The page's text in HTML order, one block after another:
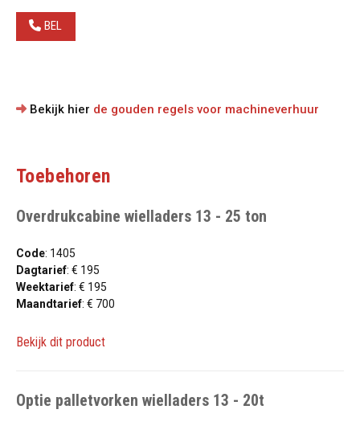
BEL
Bekijk hier de gouden regels voor machineverhuur
Toebehoren
Overdrukcabine wielladers 13 - 25 ton
Code: 1405
Dagtarief: € 195
Weektarief: € 195
Maandtarief: € 700
Bekijk dit product
Optie palletvorken wielladers 13 - 20t